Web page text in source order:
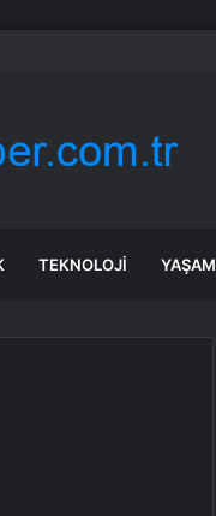
çekti
TEKNOLOJI YAŞAM